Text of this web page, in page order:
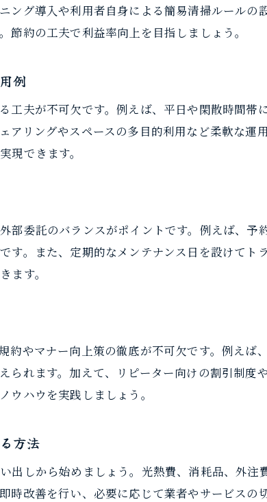
節約意識で変わるレンタルスペース運営
利用者目線で実践する節約型運営法
効率的な清掃管理で運営負担を軽減する方法
レンタルスペース清掃頻度最適化のコツ
節約を意識した清掃管理方法のポイント
清掃負担を減らすレンタルスペース運営術
レンタルスペース清掃管理の実践例
ルール整備によるトラブル予防と節約の関係性
利用規約強化でレンタルスペースの節約効
マナー向上が節約につながる理由とは
セルフクリーニングで実現する節約術
ング導入や利用者自身による簡易清掃ルール
約の工夫で利益率向上を目指しましょう。
例
工夫が不可欠です。例えば、平日や閑散時間帯
アリングやスペースの多目的利用など柔軟な運
現できます。
部委託のバランスがポイントです。例えば、
す。また、定期的なメンテナンス日を設けてト
ます。
約やマナー向上策の徹底が不可欠です。例えば
られます。加えて、リピーター向けの割引制
ウハウを実践しましょう。
方法
出しから始めましょう。光熱費、消耗品、外
時改善を行い、必要に応じて業者やサービス